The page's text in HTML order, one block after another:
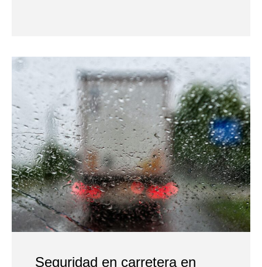
Seguridad en carretera en